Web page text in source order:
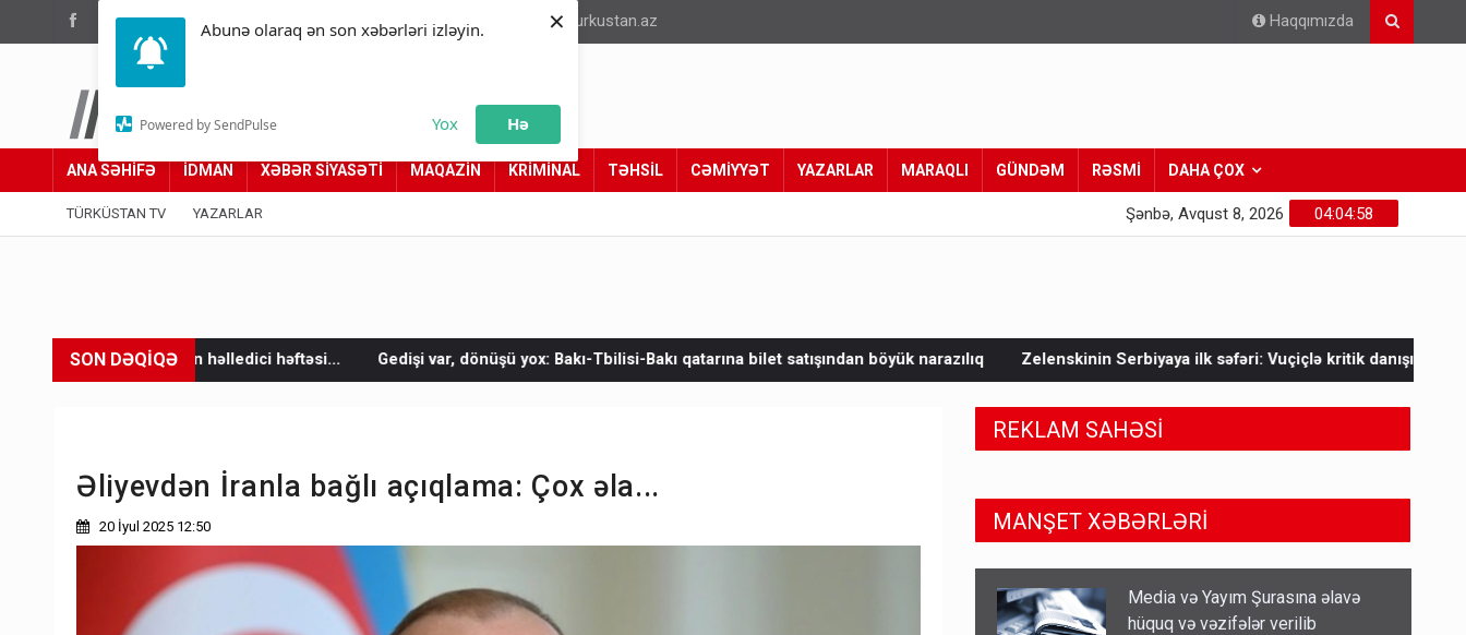
Abunə olaraq ən son xəbərləri izləyin.
Powered by SendPulse Yox Hə
×
(012) 449 94 05 info@turkustan.az Haqqımızda
Türküstan.az
Adımız yolumuzdur
ANA SƏHİFƏ İDMAN XƏBƏR SİYASƏTİ MAQAZİN KRİMİNAL TƏHSİL CƏMİYYƏT YAZARLAR MARAQLI GÜNDƏM RƏSMİ DAHA ÇOX
TÜRKÜSTAN TV YAZARLAR 04:04:59
Şənbə, Avqust 8, 2026
SON DƏQİQƏ
həlledici həftəsi... Gedişi var, dönüşü yox: Bakı-Tbilisi-Bakı qatarına bilet satışından böyük narazılıq Zelenskinin Serbiyaya ilk səfəri: Vuçiçlə kritik danışıqlar Mask Ukraynaya
Əliyevdən İranla bağlı açıqlama: Çox əla...
20 İyul 2025 12:50
REKLAM SAHƏSİ
MANŞET XƏBƏRLƏRİ
Kartdan karta istədiyiniz qədər
köçürmə edə bilərsiniz - VİDEO